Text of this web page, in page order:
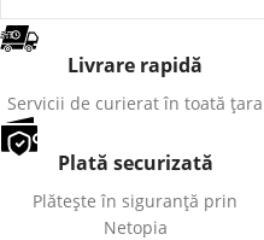
Livrare rapidă
Servicii de curierat în toată țara
Plată securizată
Plătește în siguranță prin
Netopia